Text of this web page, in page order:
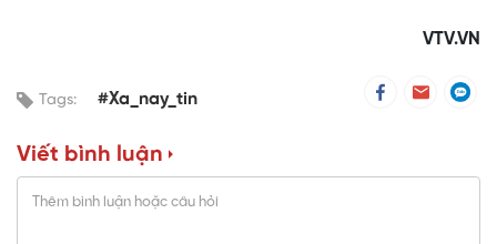
VTV.VN
Tags: #Xa_nay_tin
Viết bình luận